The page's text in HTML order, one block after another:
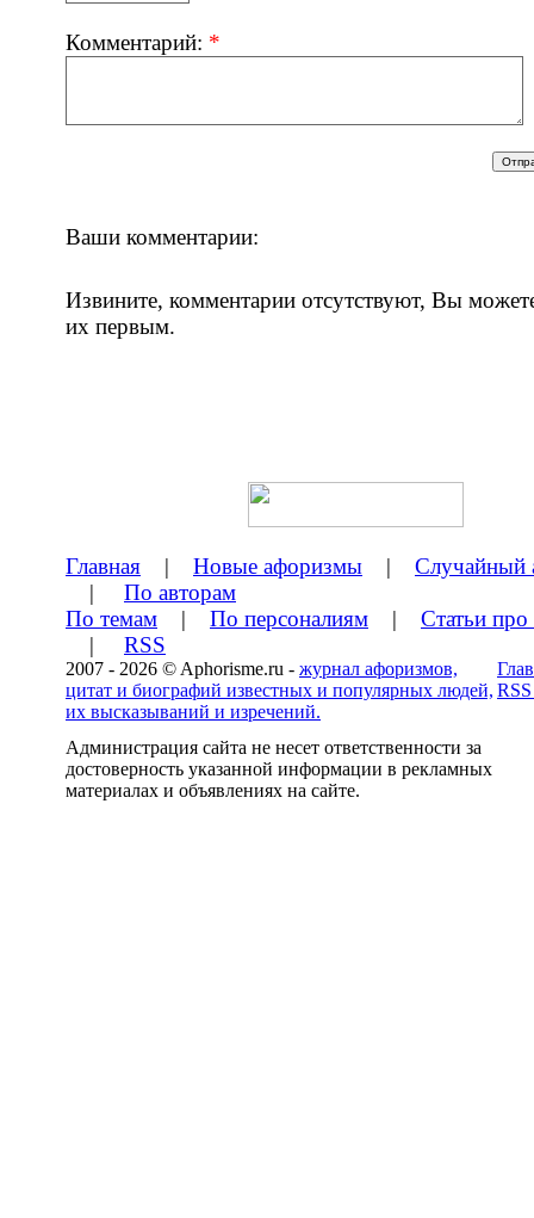
Комментарий: *
Ваши комментарии:
Извините, комментарии отсутствуют, Вы
их первым.
Главная | Новые афоризмы | Случайный
| По авторам
По темам | По персоналиям | Статьи
| RSS
2007 - 2026 © Aphorisme.ru - журнал афоризмов,
цитат и биографий известных и популярных людей,
их высказываний и изречений.
Администрация сайта не несет ответственности за
достоверность указанной информации в рекламных
материалах и объявлениях на сайте.